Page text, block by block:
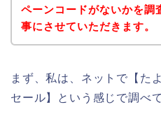
ペーンコードがないかを調
事にさせていただきます。
まず、私は、ネットで【た
セール】という感じで調べ